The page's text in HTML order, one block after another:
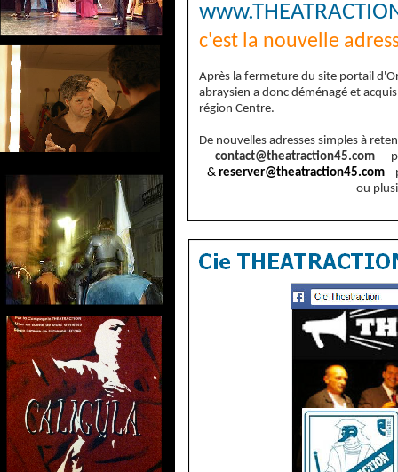
c'est la nouvelle
Après la fermeture du site portail
abraysien a donc déménagé et
région Centre.
De nouvelles adresses simples à
contact@theatraction45.com
& reserver@theatraction45.com
ou plusieurs